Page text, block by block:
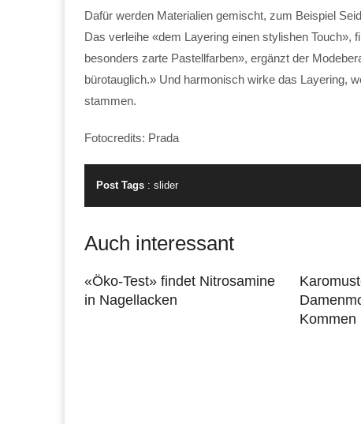
Dafür werden Materialien gemischt, zum Beispiel
Das verleihe «dem Layering einen stylishen
besonders zarte Pastellfarben», ergänzt der
bürotauglich.» Und harmonisch wirke das Layering,
stammen.
Fotocredits: Prada
Post Tags : slider
Auch interessant
«Öko-Test» findet Nitrosamine
in Nagellacken
Kommen